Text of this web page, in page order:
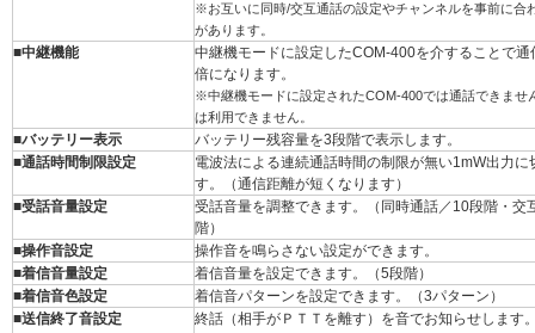
※お互いに同時/交互通話の設定やチャンネルを事前に合
があります。
■中継機能
中継機モードに設定したCOM-400を介することで通
倍になります。
※中継機モードに設定されたCOM-400では通話できま
は利用できません。
■バッテリー表示
バッテリー残容量を3段階で表示します。
■通話時間制限設定
電波法による連続通話時間の制限が無い1mW出力に
す。（通信距離が短くなります）
■受話音量設定
受話音量を調整できます。（同時通話／10段階・交
階）
■操作音設定
操作音を鳴らさない設定ができます。
■着信音量設定
着信音量を設定できます。（5段階）
■着信音色設定
着信音パターンを設定できます。（3パターン）
■送信終了音設定
終話（相手がＰＴＴを離す）を音でお知らせします